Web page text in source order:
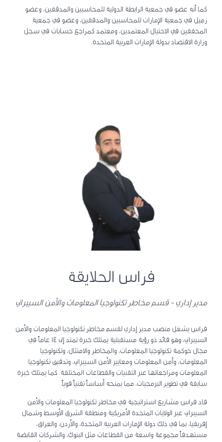
كما أنه عضو في جمعية الرابطة الدولية للمحاسبين والمدققين، وعضو
زميل في جمعية الإمارات للمحاسبين والمدققين، وعضو في جمعية
المحققين في الاحتيال المعتمدين، ومعتمد كمراجع حسابات في سجل
وزارة الاقتصاد بدولة الإمارات العربية المتحدة.
فراس الحلايقة
مدير إداري - قسم مخاطر تكنولوجيا المعلومات والأمن السيبراني
فراس يشغل منصب مدير إداري لقسم مخاطر تكنولوجيا المعلومات والأمن
السيبراني، وهو قائد ذو رؤية مستقبلية يمتلك خبرة تمتد إلى 14 عاماً في
مجال حوكمة تكنولوجيا المعلومات، والمخاطر والامتثال، وتكنولوجيا
المعلومات، وأمن المعلومات ومعايير الأمن السيبراني، وتدقيق تكنولوجيا
المعلومات ومراجعاتها عبر التقنيات والقطاعات المختلفة. كما يمتلك خبرة
سابقة في تطوير البرمجيات، مما يمنحه أساساً تقنياً قوياً.
قاد فراس مشاريع استراتيجية في مخاطر تكنولوجيا المعلومات والأمن
السيبراني عبر الولايات المتحدة الأمريكية ومنطقة الشرق الأوسط وشمال
إفريقيا، بما في ذلك دولة الإمارات العربية المتحدة، والأردن، والعراق،
مستهدفاً مجموعة واسعة من القطاعات مثل البنوك، والشركات القابضة